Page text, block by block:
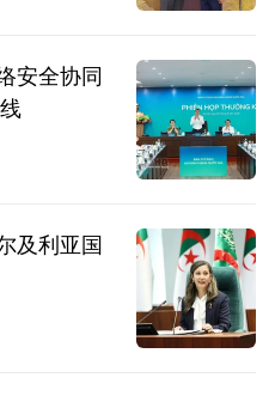
安全协同
及利亚国